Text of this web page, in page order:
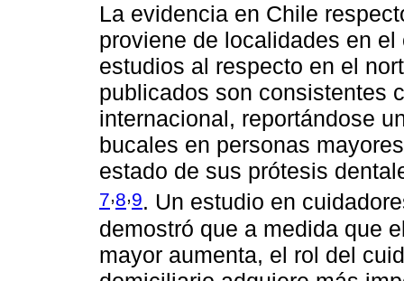
La evidencia en Chile
proviene de localidades en
estudios al respecto en el
publicados son consistentes
internacional, reportándose
bucales en personas
estado de sus prótesis
7,8,9. Un estudio en
demostró que a medida que
mayor aumenta, el rol del